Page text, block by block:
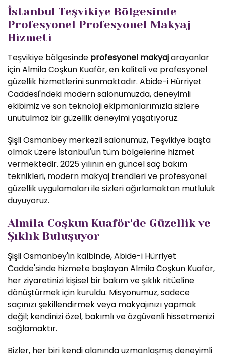
İstanbul Teşvikiye Bölgesinde
Profesyonel Profesyonel Makyaj
Hizmeti
Teşvikiye bölgesinde profesyonel makyajarayanlar
için Almila Coşkun Kuaför, en kaliteli ve profesyonel
güzellik hizmetlerini sunmaktadır. Abide-i Hürriyet
Caddesi'ndeki modern salonumuzda, deneyimli
ekibimiz ve son teknoloji ekipmanlarımızla sizlere
unutulmaz bir güzellik deneyimi yaşatıyoruz.
Şişli Osmanbey merkezli salonumuz, Teşvikiye başta
olmak üzere İstanbul'un tüm bölgelerine hizmet
vermektedir. 2025 yılının en güncel saç bakım
teknikleri, modern makyaj trendleri ve profesyonel
güzellik uygulamaları ile sizleri ağırlamaktan mutluluk
duyuyoruz.
Almila Coşkun Kuaför'de Güzellik ve
Şıklık Buluşuyor
Şişli Osmanbey'in kalbinde, Abide-i Hürriyet
Cadde'sinde hizmete başlayan Almila Coşkun Kuaför,
her ziyaretinizi kişisel bir bakım ve şıklık ritüeline
dönüştürmek için kuruldu. Misyonumuz, sadece
saçınızı şekillendirmek veya makyajınızı yapmak
değil; kendinizi özel, bakımlı ve özgüvenli hissetmenizi
sağlamaktır.
Bizler, her biri kendi alanında uzmanlaşmış deneyimli